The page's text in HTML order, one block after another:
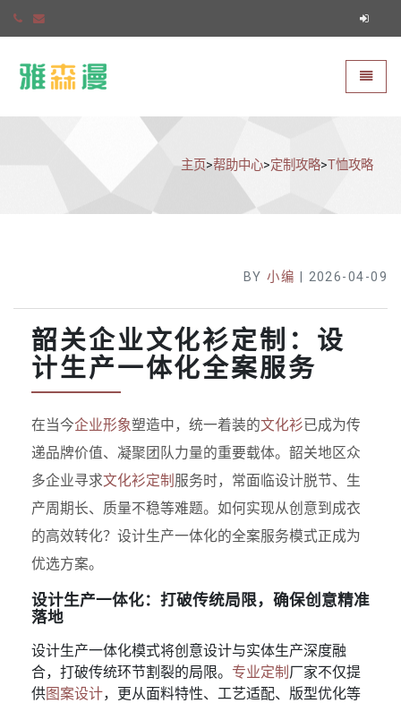
切换导
主页>帮助中心>定制攻略>T恤攻略
BY小编 | 2026-04-09
韶关企业文化衫定制：设
计生产一体化全案服务
在当今企业形象塑造中，统一着装的文化衫已成为传
递品牌价值、凝聚团队力量的重要载体。韶关地区众
多企业寻求文化衫定制 服务时，常面临设计脱节、生
产周期长、质量不稳等难题。如何实现从创意到成衣
的高效转化？设计生产一体化的全案服务模式正成为
优选方案。
设计生产一体化：打破传统局限，确保创意精准
落地
设计生产一体化模式将创意设计与实体生产深度融
合，打破传统环节割裂的局限。 专业定制 厂家不仅提
供图案设计，更从面料特性、工艺适配、版型优化等